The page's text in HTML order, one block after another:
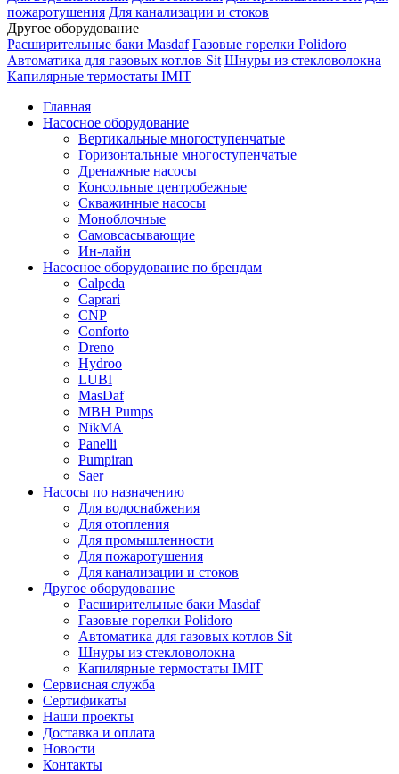
пожаротушения Для канализации и стоков
Другое оборудование
Расширительные баки Masdaf Газовые горелки Polidoro
Автоматика для газовых котлов Sit Шнуры из стекловолокна
Капилярные термостаты IMIT
Главная
Насосное оборудование
Вертикальные многоступенчатые
Горизонтальные многоступенчатые
Дренажные насосы
Консольные центробежные
Скважинные насосы
Моноблочные
Самовсасывающие
Ин-лайн
Насосное оборудование по брендам
Calpeda
Caprari
CNP
Conforto
Dreno
Hydroo
LUBI
MasDaf
MBH Pumps
NikMA
Panelli
Pumpiran
Saer
Насосы по назначению
Для водоснабжения
Для отопления
Для промышленности
Для пожаротушения
Для канализации и стоков
Другое оборудование
Расширительные баки Masdaf
Газовые горелки Polidoro
Автоматика для газовых котлов Sit
Шнуры из стекловолокна
Капилярные термостаты IMIT
Сервисная служба
Сертификаты
Наши проекты
Доставка и оплата
Новости
Контакты